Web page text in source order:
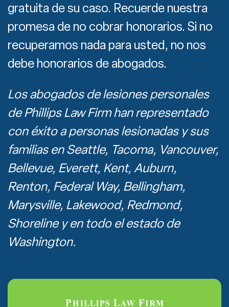
gratuita de su caso. Recuerde nuestra
promesa de no cobrar honorarios. Si no
recuperamos nada para usted, no nos
debe honorarios de abogados.
Los abogados de lesiones personales
de Phillips Law Firm han representado
con éxito a personas lesionadas y sus
familias en Seattle, Tacoma, Vancouver,
Bellevue, Everett, Kent, Auburn,
Renton, Federal Way, Bellingham,
Marysville, Lakewood, Redmond,
Shoreline y en todo el estado de
Washington.